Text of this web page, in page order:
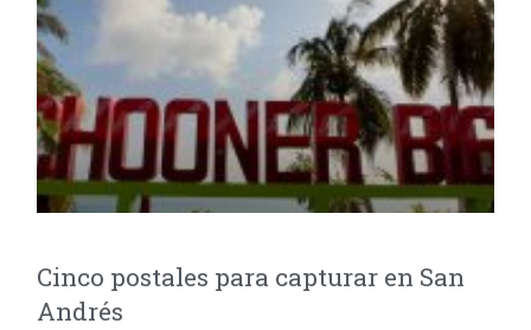
Cinco postales para capturar en San
Andrés